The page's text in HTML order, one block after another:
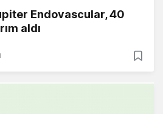
Endovascular, 40
aldı